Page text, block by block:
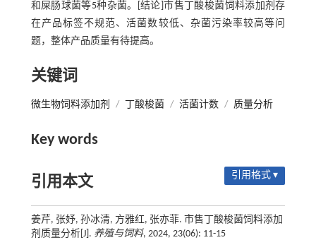
和屎肠球菌等5种杂菌。[结论]市售丁酸梭菌饲料添加剂存
在产品标签不规范、活菌数较低、杂菌污染率较高等问
题，整体产品质量有待提高。
关键词
微生物饲料添加剂 / 丁酸梭菌 / 活菌计数 / 质量分析
Key words
引用本文 引用格式 ▾
姜芹, 张妤, 孙冰清, 方雅红, 张亦菲. 市售丁酸梭菌饲料添加
剂质量分析[J]. 养殖与饲料, 2024, 23(06): 11-15